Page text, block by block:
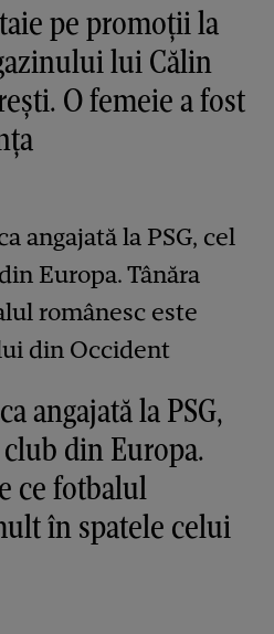
pe promoții la
lui Călin
O femeie a fost
angajată la PSG,
din Europa.
ce fotbalul
în spatele celui